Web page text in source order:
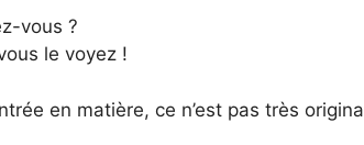
vous ?
le voyez !
en matière, ce n’est pas très